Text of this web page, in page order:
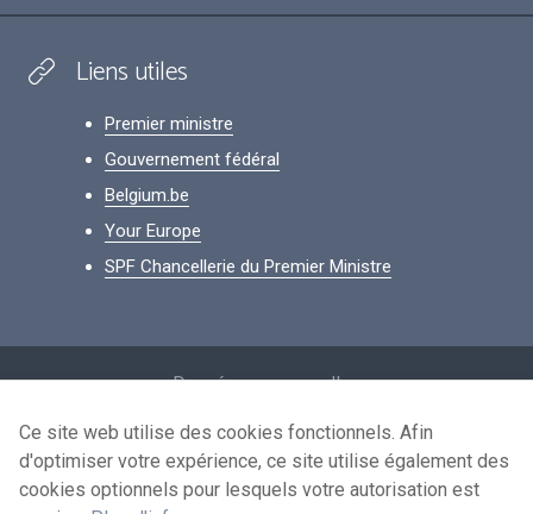
Liens utiles
Premier ministre
Gouvernement fédéral
Belgium.be
Your Europe
SPF Chancellerie du Premier Ministre
Données personnelles
Conditions de réutilisation
Contactez-nous
Ce site web utilise des cookies fonctionnels. Afin
d'optimiser votre expérience, ce site utilise également des
cookies optionnels pour lesquels votre autorisation est